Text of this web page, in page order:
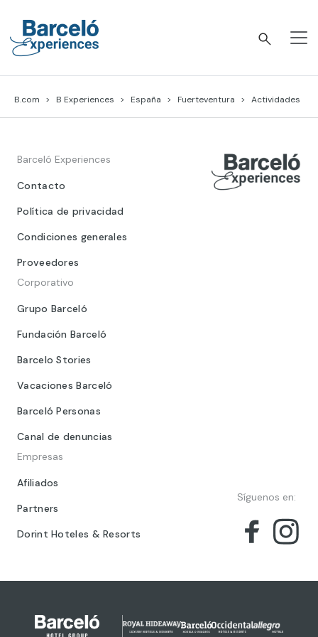
content
B.com B Experiences España Fuerteventura Actividades
Barceló Experiences
Contacto
Política de privacidad
Condiciones generales
Proveedores
Corporativo
Grupo Barceló
Fundación Barceló
Barcelo Stories
Vacaciones Barceló
Barceló Personas
Canal de denuncias
Empresas
Afiliados
Partners
Dorint Hoteles & Resorts
Síguenos en: